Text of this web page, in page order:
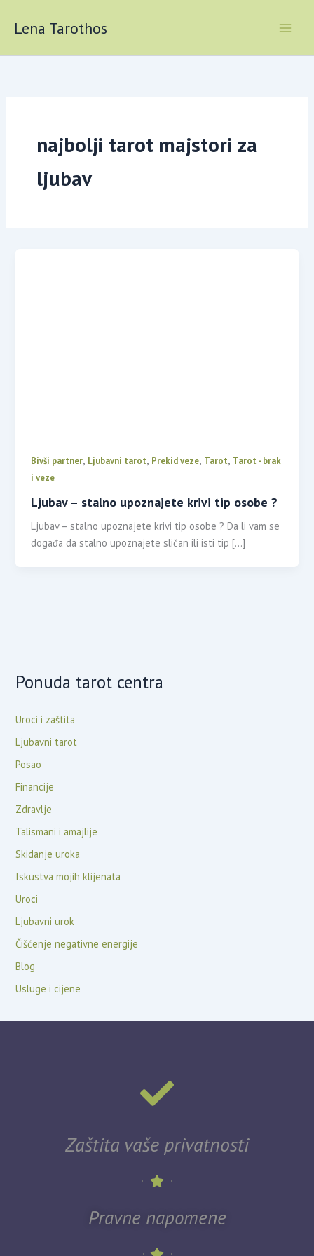
Lena Tarothos
najbolji tarot majstori za
ljubav
Bivši partner, Ljubavni tarot, Prekid veze, Tarot, Tarot - brak
i veze
Ljubav – stalno upoznajete krivi tip osobe ?
Ljubav – stalno upoznajete krivi tip osobe ? Da li vam se
događa da stalno upoznajete sličan ili isti tip […]
Ponuda tarot centra
Uroci i zaštita
Ljubavni tarot
Posao
Financije
Zdravlje
Talismani i amajlije
Skidanje uroka
Iskustva mojih klijenata
Uroci
Ljubavni urok
Čišćenje negativne energije
Blog
Usluge i cijene
Zaštita vaše privatnosti
Pravne napomene